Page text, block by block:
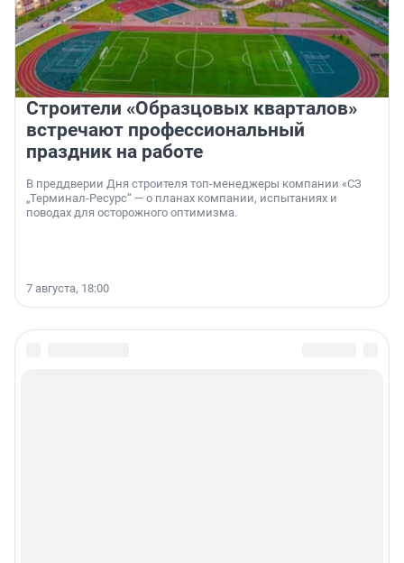
Строители «Образцовых кварталов»
встречают профессиональный
праздник на работе
В преддверии Дня строителя топ-менеджеры компании «СЗ
„Терминал-Ресурс“ — о планах компании, испытаниях и
поводах для осторожного оптимизма.
7 августа, 18:00